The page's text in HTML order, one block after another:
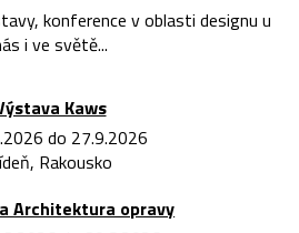
konference v oblasti designu u
i ve světě...
Kaws
do 27.9.2026
Rakousko
Architektura opravy